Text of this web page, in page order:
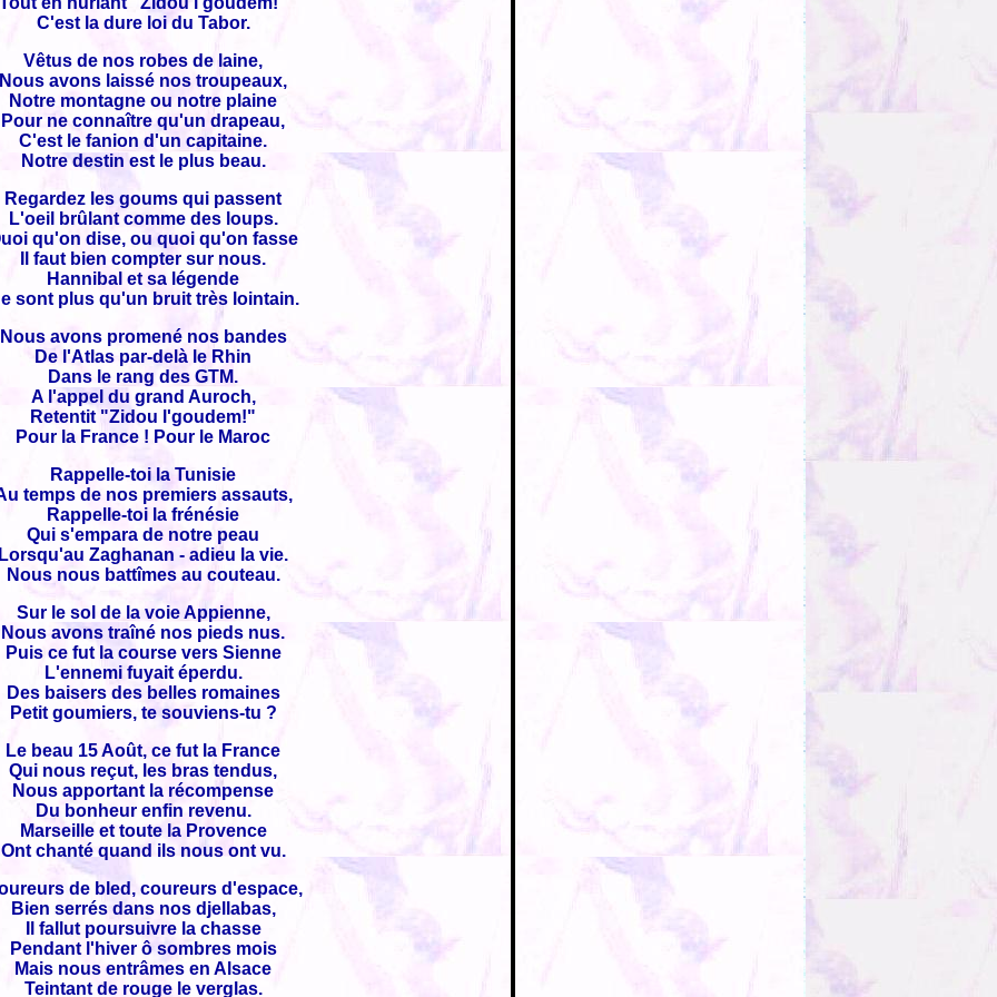
C'est la dure loi du Tabor.
Vêtus de nos robes de laine,
Nous avons laissé nos troupeaux,
Notre montagne ou notre plaine
Pour ne connaître qu'un drapeau,
C'est le fanion d'un capitaine.
Notre destin est le plus beau.
Regardez les goums qui passent
L'oeil brûlant comme des loups.
qu'on dise, ou quoi qu'on fasse
Il faut bien compter sur nous.
Hannibal et sa légende
sont plus qu'un bruit très lointain.
Nous avons promené nos bandes
De l'Atlas par-delà le Rhin
Dans le rang des GTM.
A l'appel du grand Auroch,
Retentit "Zidou l'goudem!"
Pour la France ! Pour le Maroc
Rappelle-toi la Tunisie
temps de nos premiers assauts,
Rappelle-toi la frénésie
Qui s'empara de notre peau
Zaghanan - adieu la vie.
Nous nous battîmes au couteau.
Sur le sol de la voie Appienne,
Nous avons traîné nos pieds nus.
Puis ce fut la course vers Sienne
L'ennemi fuyait éperdu.
Des baisers des belles romaines
Petit goumiers, te souviens-tu ?
Le beau 15 Août, ce fut la France
Qui nous reçut, les bras tendus,
Nous apportant la récompense
Du bonheur enfin revenu.
Marseille et toute la Provence
Ont chanté quand ils nous ont vu.
de bled, coureurs d'espace,
Bien serrés dans nos djellabas,
Il fallut poursuivre la chasse
Pendant l'hiver ô sombres mois
Mais nous entrâmes en Alsace
Teintant de rouge le verglas.